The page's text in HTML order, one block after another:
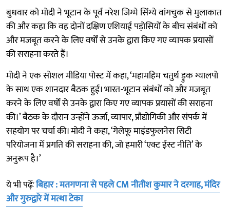
बुधवार को मोदी ने भूटान के पूर्व नरेश जिग्मे सिंग्ये वांगचुक से मुलाकात
की और कहा कि वह दोनों दक्षिण एशियाई पड़ोसियों के बीच संबंधों को
और मजबूत करने के लिए वर्षों से उनके द्वारा किए गए व्यापक प्रयासों
की सराहना करते हैं।
मोदी ने एक सोशल मीडिया पोस्ट में कहा, ‘महामहिम चतुर्थ ड्रुक ग्यालपो
के साथ एक शानदार बैठक हुई। भारत-भूटान संबंधों को और मजबूत
करने के लिए वर्षों से उनके द्वारा किए गए व्यापक प्रयासों की सराहना
की।’ बैठक के दौरान उन्होंने ऊर्जा, व्यापार, प्रौद्योगिकी और संपर्क में
सहयोग पर चर्चा की। मोदी ने कहा, ‘गेलेफू माइंडफुलनेस सिटी
परियोजना में प्रगति की सराहना की, जो हमारी ‘एक्ट ईस्ट नीति’ के
अनुरूप है।’
ये भी पढ़ेंःबिहार : मतगणना से पहले CM नीतीश कुमार ने दरगाह, मंदिर
और गुरुद्वारे में मत्था टेका